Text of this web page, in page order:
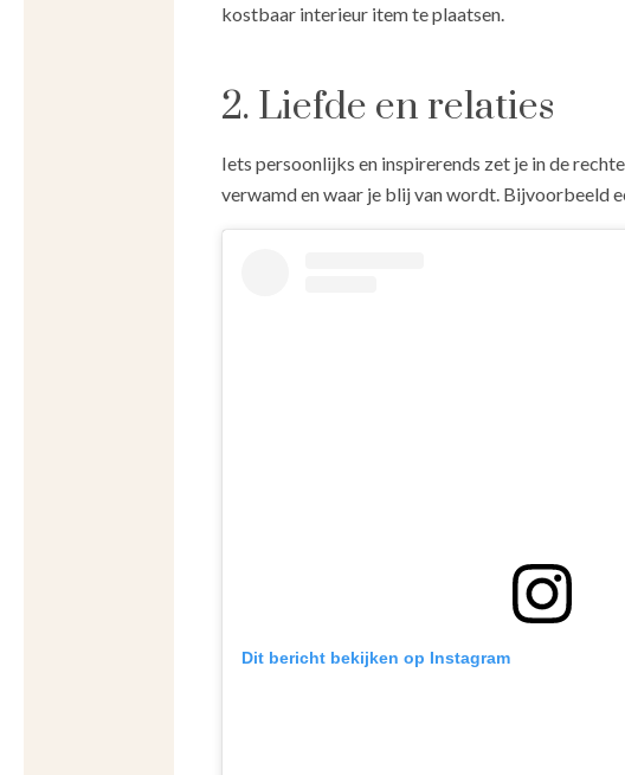
kostbaar interieur item te plaatsen.
2. Liefde en relaties
Iets persoonlijks en inspirerends zet je in de
verwamd en waar je blij van wordt. Bijvoorbeeld
Dit bericht bekijken op Instagram